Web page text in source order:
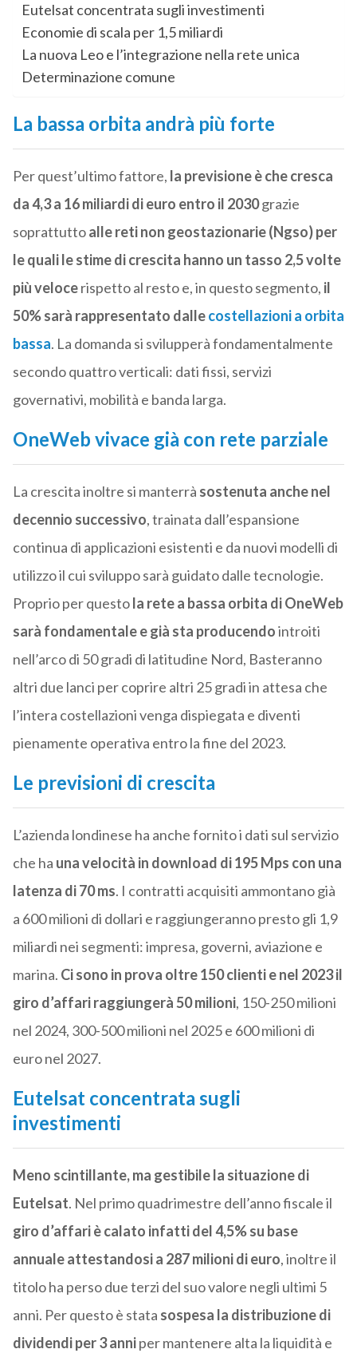
Eutelsat concentrata sugli investimenti
Economie di scala per 1,5 miliardi
La nuova Leo e l’integrazione nella rete unica
Determinazione comune
La bassa orbita andrà più forte
Per quest’ultimo fattore, la previsione è che cresca
da 4,3 a 16 miliardi di euro entro il 2030grazie
soprattuttoalle reti non geostazionarie (Ngso) per
le quali le stime di crescita hanno un tasso 2,5 volte
più velocerispetto al resto e, in questo segmento, il
50% sarà rappresentato dallecostellazioni a orbita
bassa. La domanda si svilupperà fondamentalmente
secondo quattro verticali: dati fissi, servizi
governativi, mobilità e banda larga.
OneWeb vivace già con rete parziale
La crescita inoltre si manterrà sostenuta anche nel
decennio successivo, trainata dall’espansione
continua di applicazioni esistenti e da nuovi modelli di
utilizzo il cui sviluppo sarà guidato dalle tecnologie.
Proprio per questola rete a bassa orbita di OneWeb
sarà fondamentale e già sta producendointroiti
nell’arco di 50 gradi di latitudine Nord, Basteranno
altri due lanci per coprire altri 25 gradi in attesa che
l’intera costellazioni venga dispiegata e diventi
pienamente operativa entro la fine del 2023.
Le previsioni di crescita
L’azienda londinese ha anche fornito i dati sul servizio
che ha una velocità in download di 195 Mps con una
latenza di 70 ms. I contratti acquisiti ammontano già
a 600 milioni di dollari e raggiungeranno presto gli 1,9
miliardi nei segmenti: impresa, governi, aviazione e
marina. Ci sono in prova oltre 150 clienti e nel 2023 il
giro d’affari raggiungerà 50 milioni, 150-250 milioni
nel 2024, 300-500 milioni nel 2025 e 600 milioni di
euro nel 2027.
Eutelsat concentrata sugli
investimenti
Meno scintillante, ma gestibile la situazione di
Eutelsat. Nel primo quadrimestre dell’anno fiscale il
giro d’affari è calato infatti del 4,5% su base
annuale attestandosi a 287 milioni di euro, inoltre il
titolo ha perso due terzi del suo valore negli ultimi 5
anni. Per questo è stata sospesa la distribuzione di
dividendi per 3 anniper mantenere alta la liquidità e